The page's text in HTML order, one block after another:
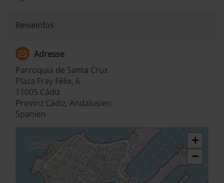
Reiseinfos
Adresse
Parroquia de Santa Cruz
Plaza Fray Félix, 6
11005 Cádiz
Provinz Cádiz, Andalusien
Spanien
+
−